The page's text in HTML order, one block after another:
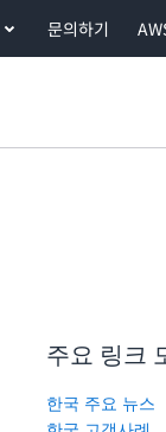
문의하기
주요 링크
한국 주요 뉴스